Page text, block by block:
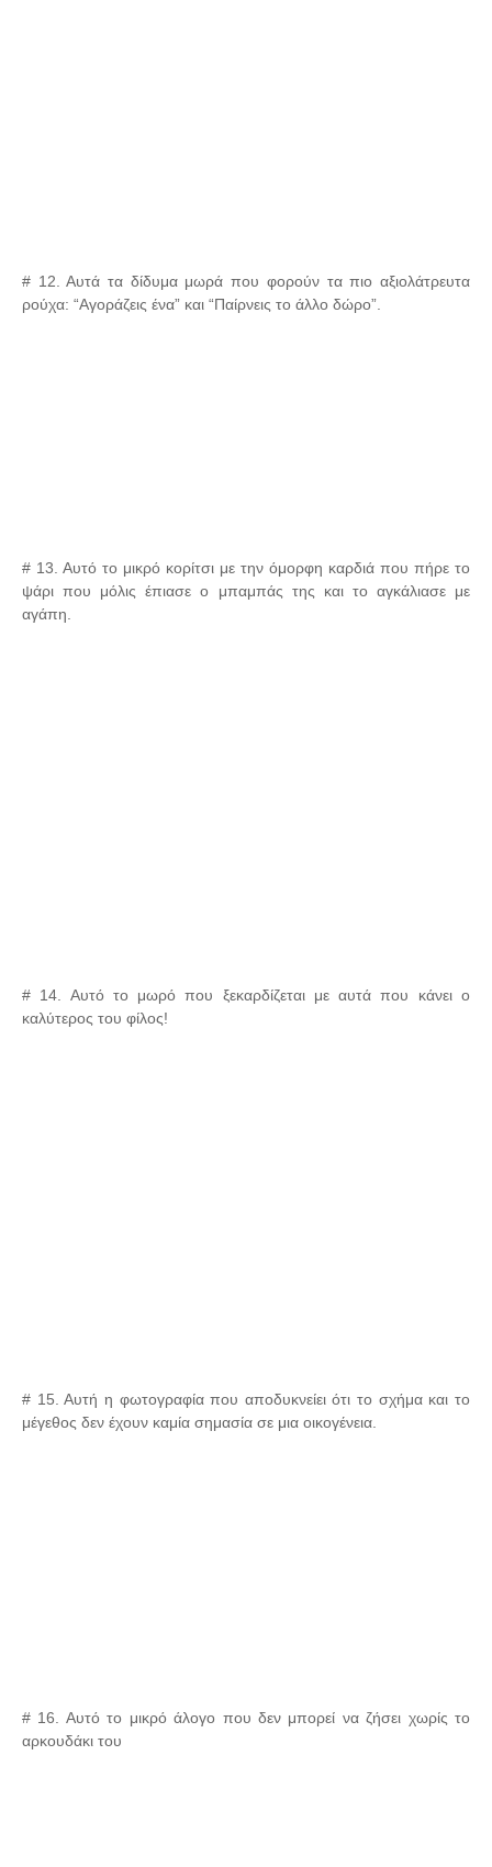
# 12. Αυτά τα δίδυμα μωρά που φορούν τα πιο αξιολάτρευτα
ρούχα: “Αγοράζεις ένα” και “Παίρνεις το άλλο δώρο”.
# 13. Αυτό το μικρό κορίτσι με την όμορφη καρδιά που πήρε το
ψάρι που μόλις έπιασε ο μπαμπάς της και το αγκάλιασε με
αγάπη.
# 14. Αυτό το μωρό που ξεκαρδίζεται με αυτά που κάνει ο
καλύτερος του φίλος!
# 15. Αυτή η φωτογραφία που αποδυκνείει ότι το σχήμα και το
μέγεθος δεν έχουν καμία σημασία σε μια οικογένεια.
# 16. Αυτό το μικρό άλογο που δεν μπορεί να ζήσει χωρίς το
αρκουδάκι του